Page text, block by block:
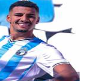
حكايات في الجول
كويز في الجول
فيديو في الجول